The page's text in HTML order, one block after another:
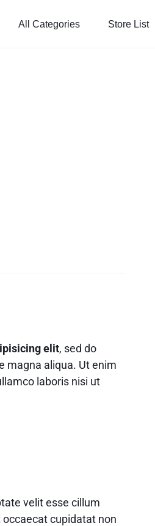
All Categories Store List
elit, sed do
magna aliqua. Ut enim
laboris nisi ut
velit esse cillum
cupidatat non